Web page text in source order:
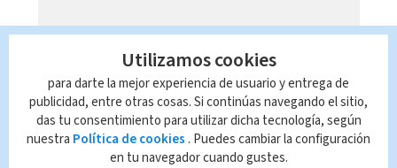
Utilizamos cookies
para darte la mejor experiencia de usuario y entrega de
publicidad, entre otras cosas. Si continúas navegando el sitio,
das tu consentimiento para utilizar dicha tecnología, según
nuestra Política de cookies . Puedes cambiar la configuración
en tu navegador cuando gustes.